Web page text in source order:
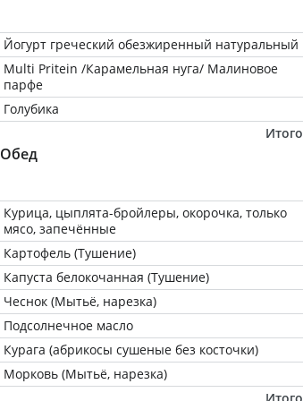
Йогурт греческий обезжиренный натуральный
Multi Pritein /Карамельная нуга/ Малиновое
парфе
Голубика
Итого
Обед
Курица, цыплята-бройлеры, окорочка, только
мясо, запечённые
Картофель (Тушение)
Капуста белокочанная (Тушение)
Чеснок (Мытьё, нарезка)
Подсолнечное масло
Курага (абрикосы сушеные без косточки)
Морковь (Мытьё, нарезка)